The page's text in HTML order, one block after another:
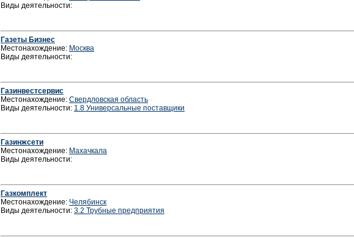
Виды деятельности:
Газеты Бизнес
Местонахождение: Москва
Виды деятельности:
Газинвестсервис
Местонахождение: Свердловская область
Виды деятельности: 1.8 Универсальные поставщики
Газинжсети
Местонахождение: Махачкала
Виды деятельности:
Газкомплект
Местонахождение: Челябинск
Виды деятельности: 3.2 Трубные предприятия